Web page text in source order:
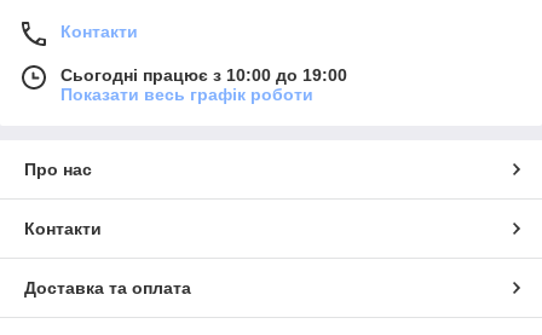
Контакти
Сьогодні працює з 10:00 до 19:00
Показати весь графік роботи
Про нас
Контакти
Доставка та оплата